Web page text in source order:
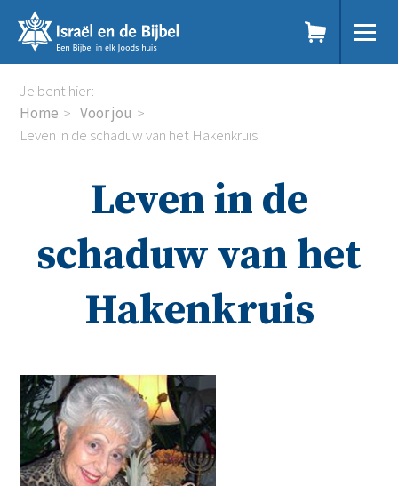
links
naar
de
inhoud
Je bent hier:
Home
Voor jou
Leven in de schaduw van het Hakenkruis
Leven in de
schaduw van het
Hakenkruis
Doe mee
Podcast
Magazine
Digitale nieuwsbrief
Agenda
Jongerenwerk
Het Studiehuis (cursus)
Over ons
DE EN